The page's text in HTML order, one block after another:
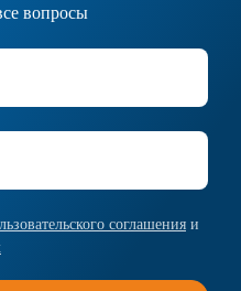
вопросы
соглашения и